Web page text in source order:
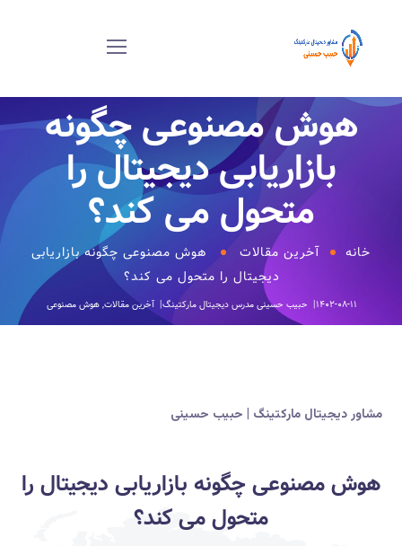
هوش مصنوعی چگونه
بازاریابی دیجیتال را
متحول می کند؟
خانه آخرین مقالات
هوش مصنوعی چگونه بازاریابی
دیجیتال را متحول می کند؟
۱۴۰۲-۰۸-۱۱ حبیب حسینیمدرس دیجیتال مارکتینگ آخرین مقالات,هوش مصنوعی
مشاور دیجیتال مارکتینگ | حبیب حسینی
هوش مصنوعی چگونه بازاریابی دیجیتال را
متحول می کند؟